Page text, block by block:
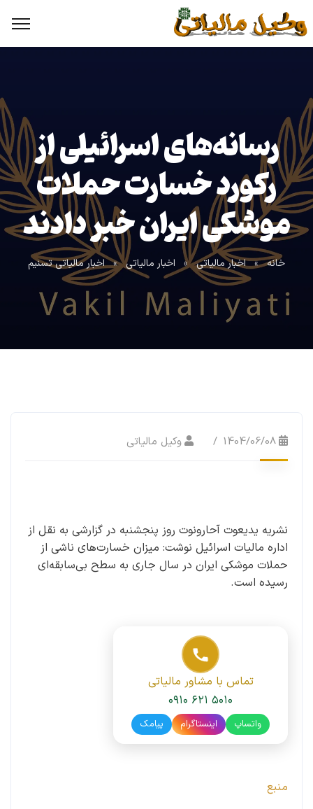
رسانه‌های اسرائیلی از
رکورد خسارت حملات
موشکی ایران خبر دادند
خانه » اخبار مالیاتی » اخبار مالیاتی » اخبار مالیاتی تسنیم
1404/06/08 وکیل مالیاتی
نشریه یدیعوت آحارونوت روز پنجشنبه در گزارشی به نقل از
اداره مالیات اسرائیل نوشت: میزان خسارت‌های ناشی از
حملات موشکی ایران در سال جاری به سطح بی‌سابقه‌ای
رسیده است.
تماس با مشاور مالیاتی
۰۹۱۰ ۶۲۱ ۵۰۱۰
واتساپ اینستاگرام پیامک
منبع